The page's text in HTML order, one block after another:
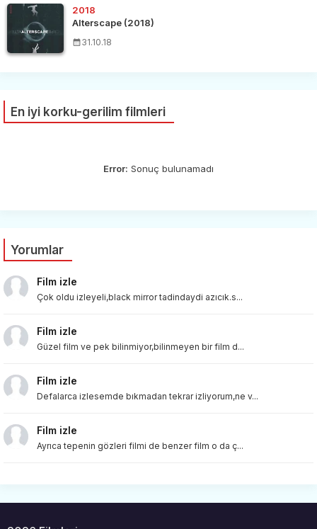
2018
Alterscape (2018)
31.10.18
En iyi korku-gerilim filmleri
Error: Sonuç bulunamadı
Yorumlar
Film izle
Çok oldu izleyeli,black mirror tadindaydi azıcık.s...
Film izle
Güzel film ve pek bilinmiyor,bilinmeyen bir film d...
Film izle
Defalarca izlesemde bıkmadan tekrar izliyorum,ne v...
Film izle
Ayrıca tepenin gözleri filmi de benzer film o da ç...